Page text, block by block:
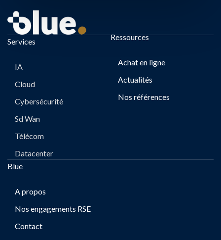
Services
IA
Cloud
Cybersécurité
Sd Wan
Télécom
Datacenter
Ressources
Achat en ligne
Actualités
Nos références
Blue
A propos
Nos engagements RSE
Contact